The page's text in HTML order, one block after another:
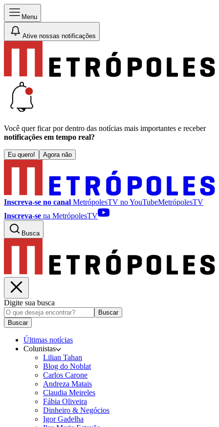
Menu
Ative nossas notificações
Você quer ficar por dentro das notícias mais importantes e receber
notificações em tempo real?
Eu quero! Agora não
Inscreva-se no canal MetrópolesTV noYouTubeMetrópolesTV
Inscreva-se na MetrópolesTV
Busca
Digite sua busca
Buscar
Buscar
Últimas notícias
Colunistas
Lilian Tahan
Blog do Noblat
Carlos Carone
Andreza Matais
Claudia Meireles
Fábia Oliveira
Dinheiro & Negócios
Igor Gadelha